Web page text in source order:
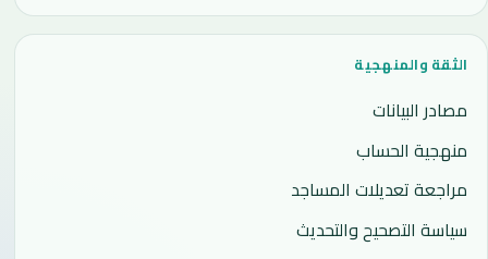
الثقة والمنهجية
مصادر البيانات
منهجية الحساب
مراجعة تعديلات المساجد
سياسة التصحيح والتحديث